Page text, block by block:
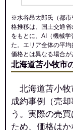
※水谷昂太郎氏（都市
格推移は、国土交通省
をもとに、AI（機械
た。エリア全体の平均
価格とは異なる場合が
北海道苫小牧市
北海道苫小牧
成約事例（売
う。実際の売
ため、価格は